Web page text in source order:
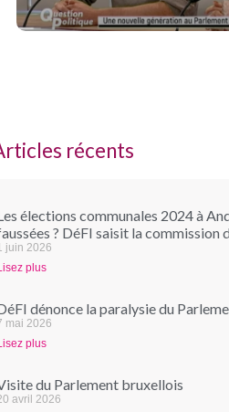
récents
élections communales 2024 à
? DéFI saisit la commission
juin 2026
plus
dénonce la paralysie du
mai 2026
plus
du Parlement bruxellois
avril 2026